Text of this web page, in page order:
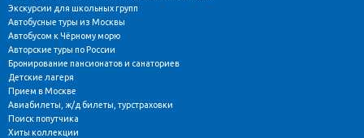
Экскурсии для школьных групп
Автобусные туры из Москвы
Автобусом к Чёрному морю
Авторские туры по России
Бронирование пансионатов и санаториев
Детские лагеря
Прием в Москве
Авиабилеты, ж/д билеты, турстраховки
Поиск попутчика
Хиты коллекции